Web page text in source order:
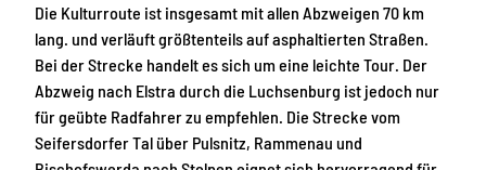
Die Kulturroute ist insgesamt mit allen Abzweigen 70 km
lang. und verläuft größtenteils auf asphaltierten Straßen.
Bei der Strecke handelt es sich um eine leichte Tour. Der
Abzweig nach Elstra durch die Luchsenburg ist jedoch nur
für geübte Radfahrer zu empfehlen. Die Strecke vom
Seifersdorfer Tal über Pulsnitz, Rammenau und